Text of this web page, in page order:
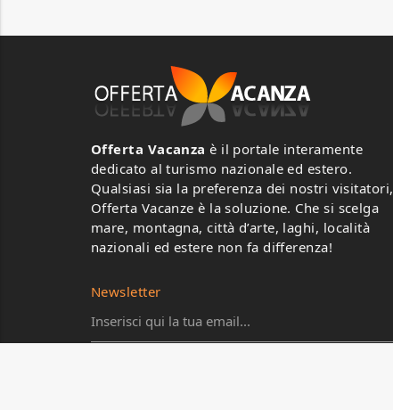
Offerta Vacanza è il portale interamente
dedicato al turismo nazionale ed estero.
Qualsiasi sia la preferenza dei nostri visitatori,
Offerta Vacanze è la soluzione. Che si scelga
mare, montagna, città d’arte, laghi, località
nazionali ed estere non fa differenza!
Newsletter